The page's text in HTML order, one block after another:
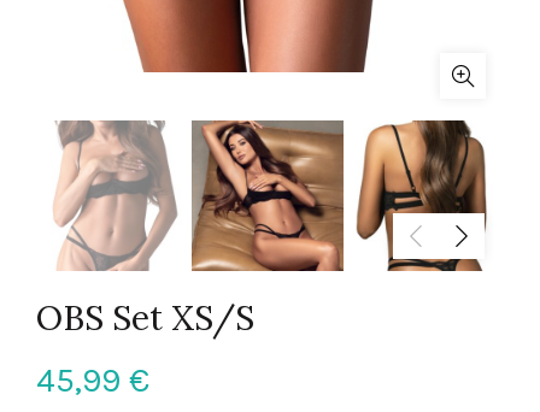
OBS Set XS/S
45,99 €